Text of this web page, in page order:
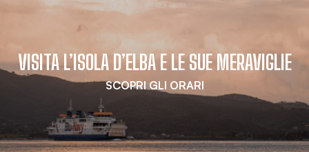
VISITA L’ISOLA D’ELBA E LE SUE MERAVIGLIE
SCOPRI GLI ORARI